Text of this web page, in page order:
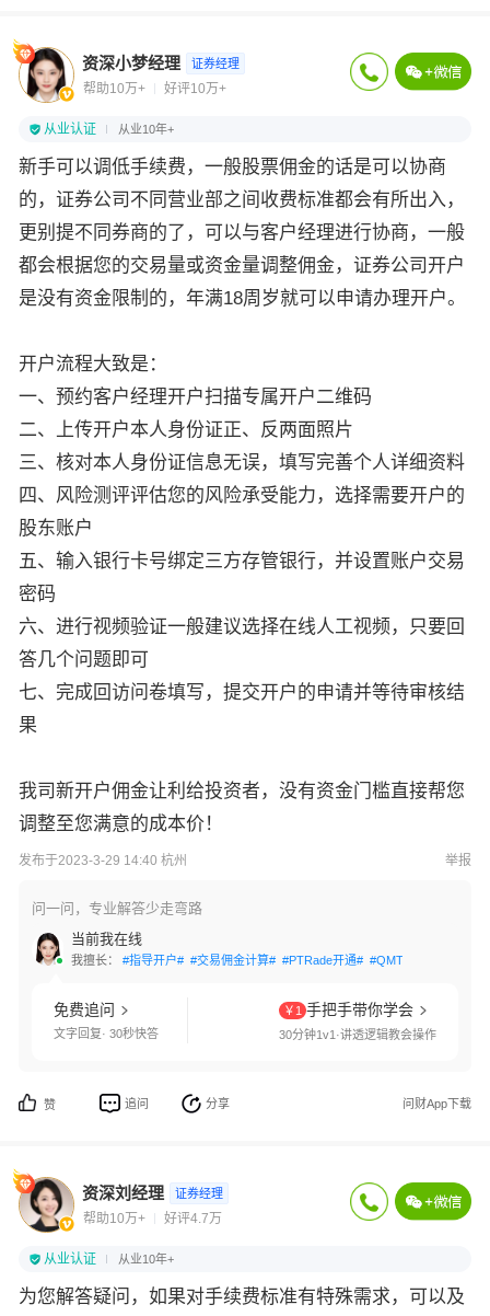
资深小梦经理 证券经理
帮助10万+ 好评10万+
从业认证 从业10年+
新手可以调低手续费，一般股票佣金的话是可以协商
的，证券公司不同营业部之间收费标准都会有所出入，
更别提不同券商的了，可以与客户经理进行协商，一般
都会根据您的交易量或资金量调整佣金，证券公司开户
是没有资金限制的，年满18周岁就可以申请办理开户。
开户流程大致是：
一、预约客户经理开户扫描专属开户二维码
二、上传开户本人身份证正、反两面照片
三、核对本人身份证信息无误，填写完善个人详细资料
四、风险测评评估您的风险承受能力，选择需要开户的
股东账户
五、输入银行卡号绑定三方存管银行，并设置账户交易
密码
六、进行视频验证一般建议选择在线人工视频，只要回
答几个问题即可
七、完成回访问卷填写，提交开户的申请并等待审核结
果
我司新开户佣金让利给投资者，没有资金门槛直接帮您
调整至您满意的成本价！
发布于2023-3-29 14:40 杭州 举报
问一问，专业解答少走弯路
当前我在线
我擅长： #指导开户# #交易佣金计算# #PTRade开通# #QMT开通#
免费追问
文字回复· 30秒快答
￥1 手把手带你学会
30分钟1v1·讲透逻辑教会操作
赞 追问 分享 问财App下载
资深刘经理 证券经理
帮助10万+ 好评4.7万
从业认证 从业10年+
为您解答疑问，如果对手续费标准有特殊需求，可以及